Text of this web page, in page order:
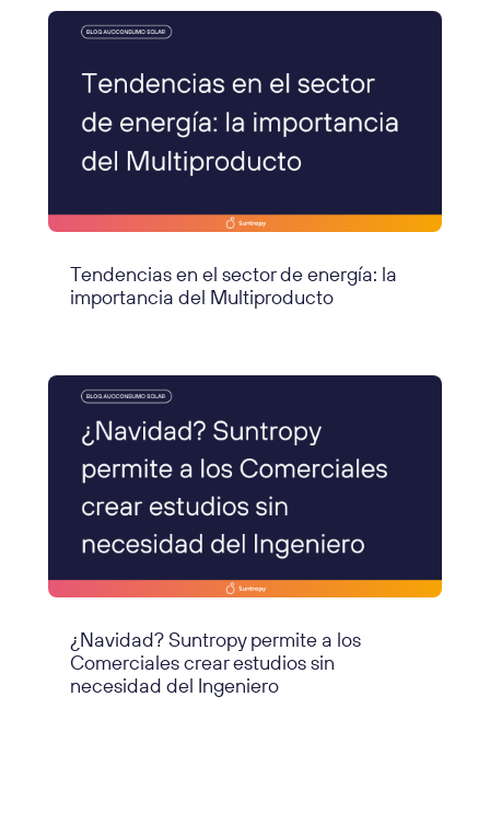
Tendencias en el sector de energía: la
importancia del Multiproducto
¿Navidad? Suntropy permite a los
Comerciales crear estudios sin
necesidad del Ingeniero